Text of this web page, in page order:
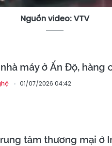
Nguồn video: VTV
máy ở Ấn Độ, hàng
01/07/2026 04:42
tâm thương mại ở